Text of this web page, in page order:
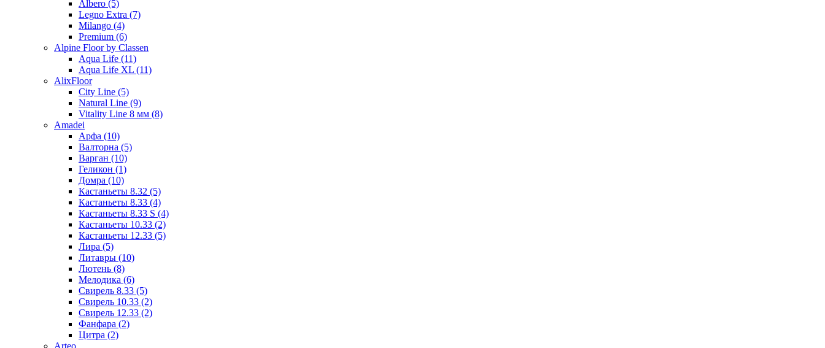
Albero (5)
Legno Extra (7)
Milango (4)
Premium (6)
Alpine Floor by Classen
Aqua Life (11)
Aqua Life XL (11)
AlixFloor
City Line (5)
Natural Line (9)
Vitality Line 8 мм (8)
Amadei
Арфа (10)
Валторна (5)
Варган (10)
Геликон (1)
Домра (10)
Кастаньеты 8.32 (5)
Кастаньеты 8.33 (4)
Кастаньеты 8.33 S (4)
Кастаньеты 10.33 (2)
Кастаньеты 12.33 (5)
Лира (5)
Литавры (10)
Лютень (8)
Мелодика (6)
Свирель 8.33 (5)
Свирель 10.33 (2)
Свирель 12.33 (2)
Фанфара (2)
Цитра (2)
Arteo